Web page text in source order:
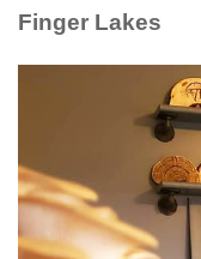
Finger Lakes